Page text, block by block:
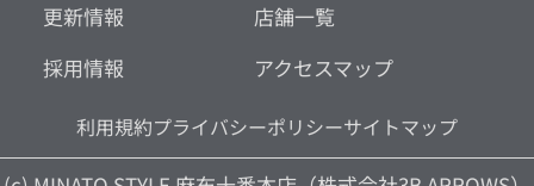
更新情報
採用情報
店舗一覧
アクセスマップ
利用規約プライバシーポリシーサイトマップ